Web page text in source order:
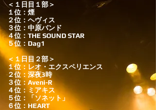
＜１日目１部＞
１位：煙
２位：ヘヴィス
３位：中原バンド
４位：THE SOUND STAR
５位：Dag1
＜１日目２部＞
１位：レオ・エクスペリエンス
２位：深夜3時
３位：Aveni-R
４位：ミアキス
５位：「ソネット」
６位：HEART